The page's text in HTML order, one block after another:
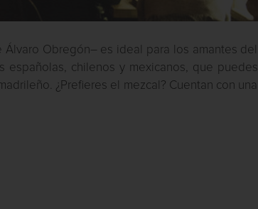
Obregón– es ideal para los amantes del
españolas, chilenos y mexicanos, que puedes
¿Prefieres el mezcal? Cuentan con una